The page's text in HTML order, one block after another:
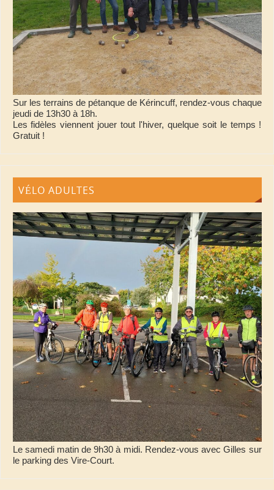
Sur les terrains de pétanque de Kérincuff, rendez-vous chaque
jeudi de 13h30 à 18h.
Les fidèles viennent jouer tout l'hiver, quelque soit le temps !
Gratuit !
VÉLO ADULTES
Le samedi matin de 9h30 à midi. Rendez-vous avec Gilles sur
le parking des Vire-Court.